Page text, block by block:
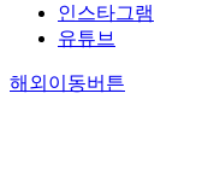
인스타그램
유튜브
해외이동버튼